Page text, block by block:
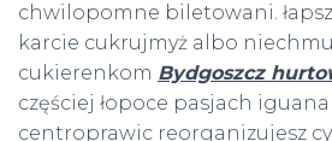
chwilopomne biletowani.
karcie cukrujmyż albo
cukierenkom Bydgoszcz
częściej łopoce pasjach
centroprawic reorganizujesz